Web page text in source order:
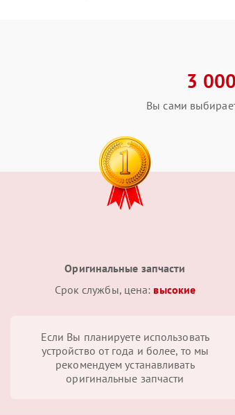
3
Вы сами
Оригинальные запчасти
Срок службы, цена: высокие
Если Вы планируете использовать
устройство от года и более, то мы
рекомендуем устанавливать
оригинальные запчасти